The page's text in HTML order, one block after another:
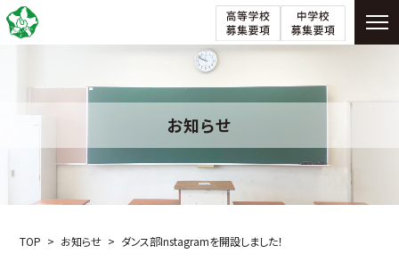
お知らせ
TOP お知らせ ダンス部Instagramを開設しました！